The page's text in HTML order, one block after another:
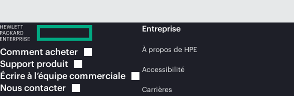
Comment acheter
Support produit
Écrire à l’équipecommerciale
Nouscontacter
Entreprise
À propos de HPE
Accessibilité
Carrières